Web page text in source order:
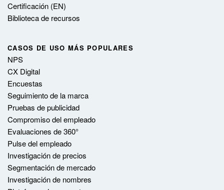
Certificación (EN)
Biblioteca de recursos
CASOS DE USO MÁS POPULARES
NPS
CX Digital
Encuestas
Seguimiento de la marca
Pruebas de publicidad
Compromiso del empleado
Evaluaciones de 360°
Pulse del empleado
Investigación de precios
Segmentación de mercado
Investigación de nombres